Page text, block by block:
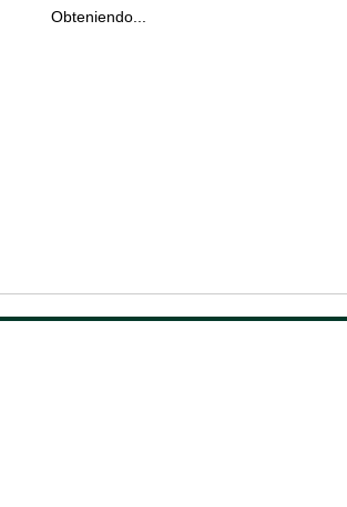
Obteniendo...